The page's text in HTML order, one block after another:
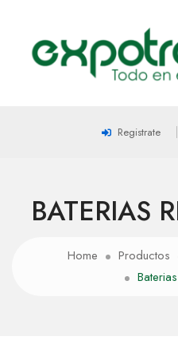
Registrate
BATERIAS
Home Productos